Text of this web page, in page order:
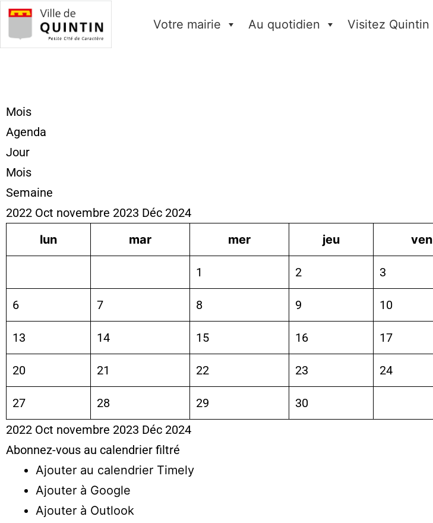
Votre mairie Au quotidien Visitez Quintin
Mois
Agenda
Jour
Mois
Semaine
2022 Oct novembre 2023 Déc 2024
lun
mar mer jeu ven
1 2 3
6 7 8 9 10
13 14 15 16 17
20 21 22 23 24
27 28 29
30
2022 Oct novembre 2023 Déc 2024
Abonnez-vous au calendrier filtré
Ajouter au calendrier Timely
Ajouter à Google
Ajouter à Outlook